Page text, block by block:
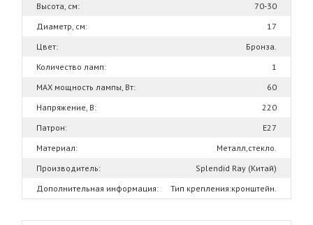
Высота, см:
70-30
Диаметр, см:
17
Цвет:
Бронза.
Количество ламп:
1
MAX мощность лампы, Вт:
60
Напряжение, В:
220
Патрон:
Е27
Материал:
Металл,стекло.
Производитель:
Splendid Ray (Китай)
Дополнительная информация:
Тип крепления:кронштейн.